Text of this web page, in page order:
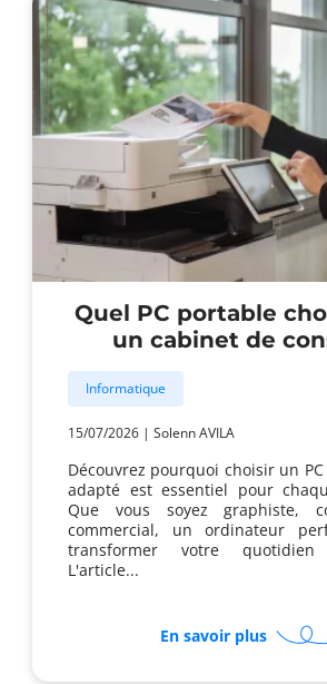
Quel PC portable
un cabinet de
Informatique
15/07/2026 | Solenn AVILA
Découvrez pourquoi choisir un
adapté est essentiel pour
Que vous soyez graphiste,
commercial, un ordinateur
transformer votre
L'article...
En savoir plussur